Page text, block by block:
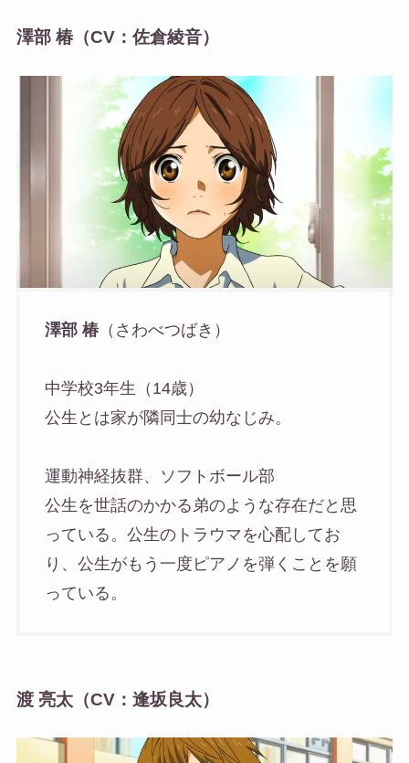
澤部 椿（CV：佐倉綾音）
澤部 椿（さわべつばき）
中学校3年生（14歳）
公生とは家が隣同士の幼なじみ。
運動神経抜群、ソフトボール部
公生を世話のかかる弟のような存在だと思
っている。公生のトラウマを心配してお
り、公生がもう一度ピアノを弾くことを願
っている。
渡 亮太（CV：逢坂良太）